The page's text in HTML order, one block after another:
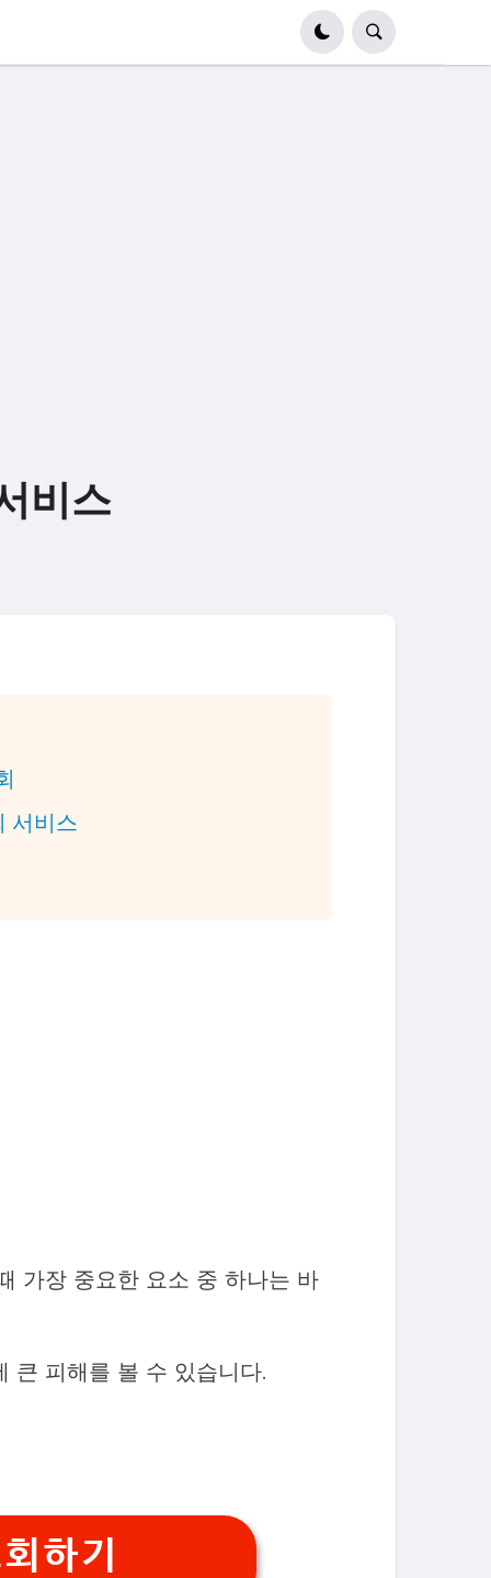
비스
서비스
가장 중요한 요소 중 하나는 바
큰 피해를 볼 수 있습니다.
하기